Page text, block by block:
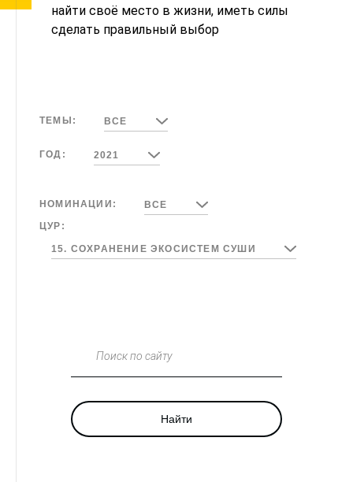
найти своё место в жизни, иметь силы
сделать правильный выбор
ТЕМЫ: ВСЕ
ГОД: 2021
НОМИНАЦИИ:
ВСЕ
ЦУР:
15. СОХРАНЕНИЕ ЭКОСИСТЕМ СУШИ
Поиск по сайту
Найти